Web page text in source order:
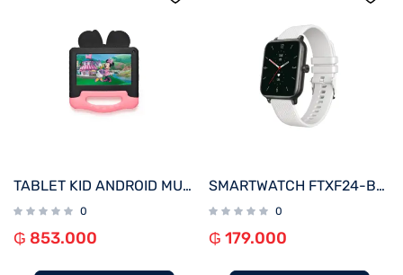
TABLET KID ANDROID MULTILASER NB414 QC/64GB/4G/7″/ROSA MINNIE DISNEY
0
₲ 853.000
SMARTWATCH FTXF24-BW 50MM NEGRO/GRIS 20MM ANDROID/IOS/BT/FREC. CARD
0
₲ 179.000